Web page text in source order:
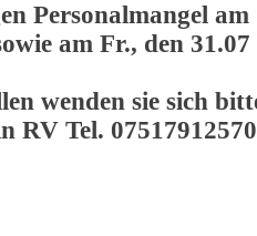
Personalmangel am
am Fr., den
wenden sie sich
RV Tel.